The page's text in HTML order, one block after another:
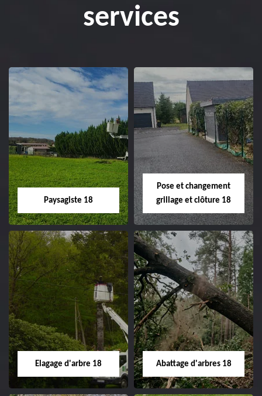
services
Paysagiste 18
Paysagiste 18
Artisan paysagiste 18
Cher tel: 02.52.56.49.40
Pose et changement
grillage et clôture 18
Pose et
changement
grillage et clôture
18
Spécialiste en pose et
changement grillage et
clôture 18 Cher tel:
Elagage d'arbre 18 Abattage d'arbres 18